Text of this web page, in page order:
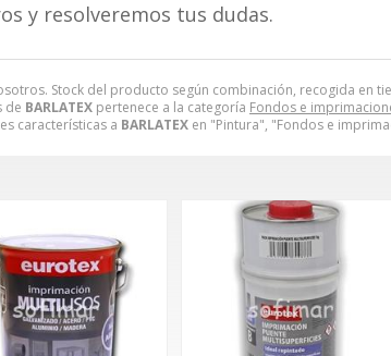
Stock del producto según combinación, recogida en
de BARLATEX pertenece a la categoría Fondos e
características a BARLATEX en "Pintura", "Fondos e
y resolveremos tus dudas.